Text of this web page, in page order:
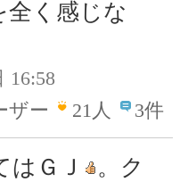
全く感じな
16:58
ザー
21人 3件
はＧＪ
。ク